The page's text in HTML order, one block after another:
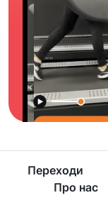
Переходи
Про нас